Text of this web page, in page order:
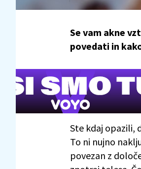
Se vam akne
povedati in
Ste kdaj opazili,
To ni nujno
povezan z